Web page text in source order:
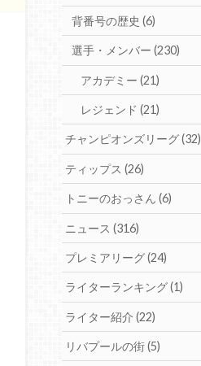
背番号の歴史 (6)
選手・メンバー (230)
アカデミー(21)
レジェンド(21)
チャンピオンズリーグ(32)
ティップス(26)
トニーのおっさん(6)
ニュース(316)
プレミアリーグ(24)
ライターランキング(1)
ライター紹介(22)
リバプールの街(5)